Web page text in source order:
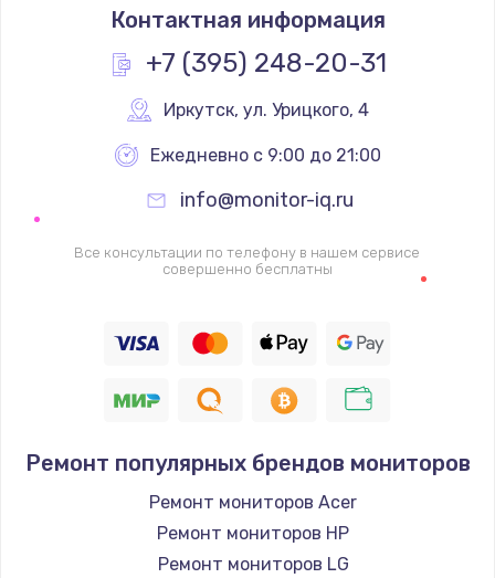
Заказать
Замена видеокарты
1600 руб.
Заказать
Ремонт цепей питания
2500 руб.
Заказать
Замена жесткого диска
Заказать
Установка драйверов
725 руб.
Заказать
Контактная информация
+7 (395) 248-20-31
Иркутск, ул. Урицкого, 4
Ежедневно с 9:00 до 21:00
info@monitor-iq.ru
Все консультации по телефону в нашем сервисе
совершенно бесплатны
Ремонт популярных брендов мониторов
Ремонт мониторов Acer
Ремонт мониторов HP
Ремонт мониторов LG